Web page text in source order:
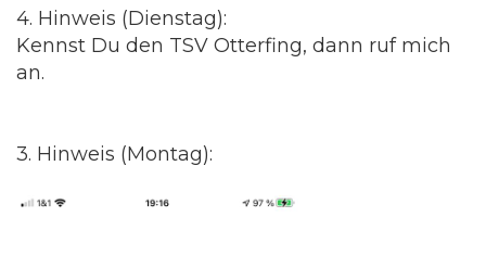
4. Hinweis (Dienstag):
Kennst Du den TSV Otterfing, dann ruf mich
an.
3. Hinweis (Montag):